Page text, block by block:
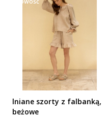
lniane szorty z falbanką,
beżowe